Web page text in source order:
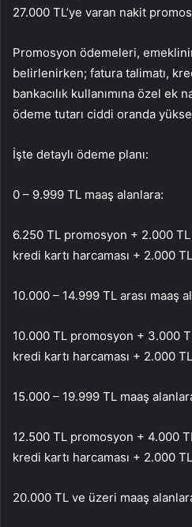
27.000 TL’ye varan nakit
Promosyon ödemeleri,
belirlenirken; fatura talimatı,
bankacılık kullanımına özel ek
ödeme tutarı ciddi oranda
İşte detaylı ödeme planı:
0 – 9.999 TL maaş alanlara:
6.250 TL promosyon + 2.000
kredi kartı harcaması + 2.000
10.000 – 14.999 TL arası maaş
10.000 TL promosyon + 3.000
kredi kartı harcaması + 2.000
15.000 – 19.999 TL maaş
12.500 TL promosyon + 4.000
kredi kartı harcaması + 2.000
20.000 TL ve üzeri maaş